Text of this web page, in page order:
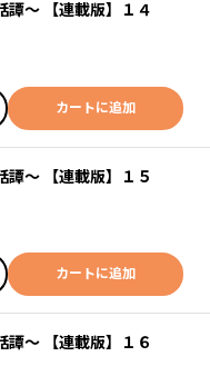
譚～ 【連載版】１４
カートに追加
譚～ 【連載版】１５
カートに追加
譚～ 【連載版】１６